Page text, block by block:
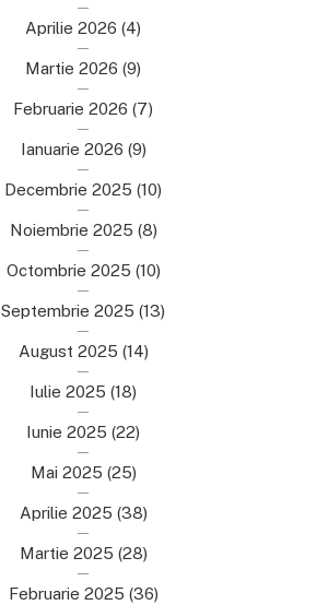
Aprilie 2026 (4)
Martie 2026 (9)
Februarie 2026 (7)
Ianuarie 2026 (9)
Decembrie 2025 (10)
Noiembrie 2025 (8)
Octombrie 2025 (10)
Septembrie 2025 (13)
August 2025 (14)
Iulie 2025 (18)
Iunie 2025 (22)
Mai 2025 (25)
Aprilie 2025 (38)
Martie 2025 (28)
Februarie 2025 (36)